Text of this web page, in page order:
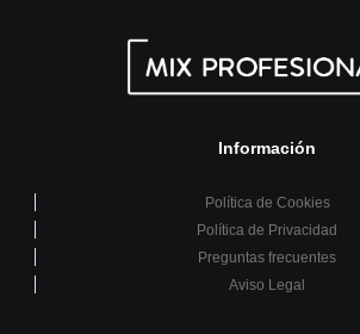
Información
Política de Cookies
Política de Privacidad
Preguntas frecuentes
Aviso Legal